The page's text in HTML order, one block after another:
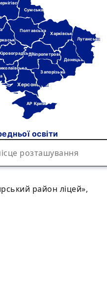
Дніпропетровська
Донецька
Харківська
Херсонська
АР Крим
Луганська
Полтавська
Сумська
Запорізька
освіти
район ліцей»,